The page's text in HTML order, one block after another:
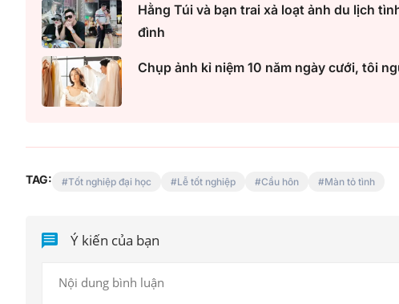
Hằng Túi và bạn trai xả loạt ảnh du lịch
đình
Chụp ảnh kỉ niệm 10 năm ngày cưới, tôi
TAG: Tốt nghiệp đại học Lễ tốt nghiệp Cầu hôn Màn tỏ tình
Ý kiến của bạn